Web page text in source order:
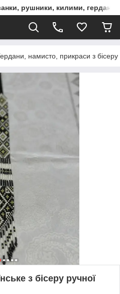
рушники, килими, гердани,
намисто, прикраси з бісеру
з бісеру ручної